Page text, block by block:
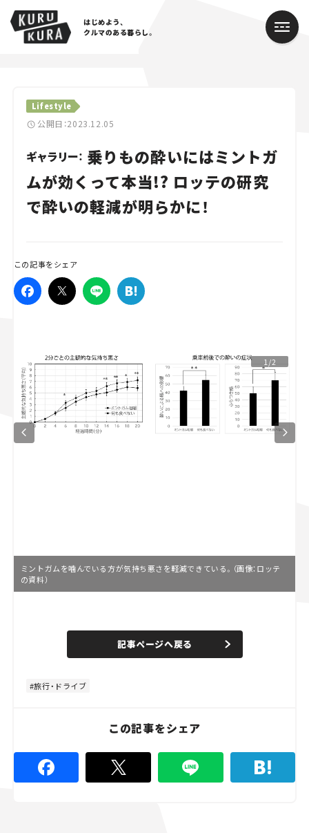
はじめよう、
クルマのある暮らし。
Lifestyle
公開日：2023.12.05
ギャラリー： 乗りもの酔いにはミントガ
ムが効くって本当!? ロッテの研究
で酔いの軽減が明らかに！
この記事をシェア
1/2
ミントガムを噛んでいる方が気持ち悪さを軽減できている。（画像：ロッテ
の資料）
n
e
d
%
記事ページへ戻る
旅行・ドライブ
この記事をシェア
Cars
Lifestyle
Traffic
Special
Campaign
人気のハッシュタグ